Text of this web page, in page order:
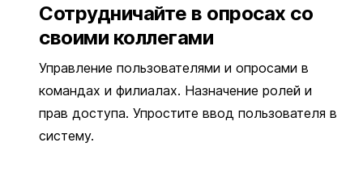
Сотрудничайте в опросах со
своими коллегами
Управление пользователями и опросами в
командах и филиалах. Назначение ролей и
прав доступа. Упростите ввод пользователя в
систему.